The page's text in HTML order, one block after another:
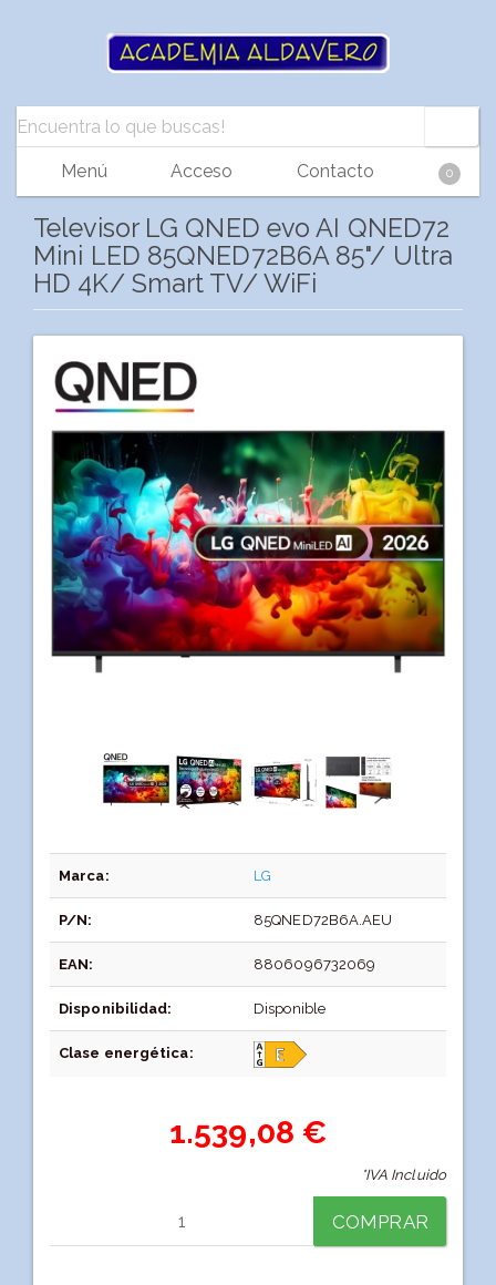
Menú Acceso Contacto 0
Televisor LG QNED evo AI QNED72
Mini LED 85QNED72B6A 85"/ Ultra
HD 4K/ Smart TV/ WiFi
Marca: LG
P/N: 85QNED72B6A.AEU
EAN: 8806096732069
Disponibilidad: Disponible
Clase energética:
1.539,08 €
*IVA Incluido
COMPRAR